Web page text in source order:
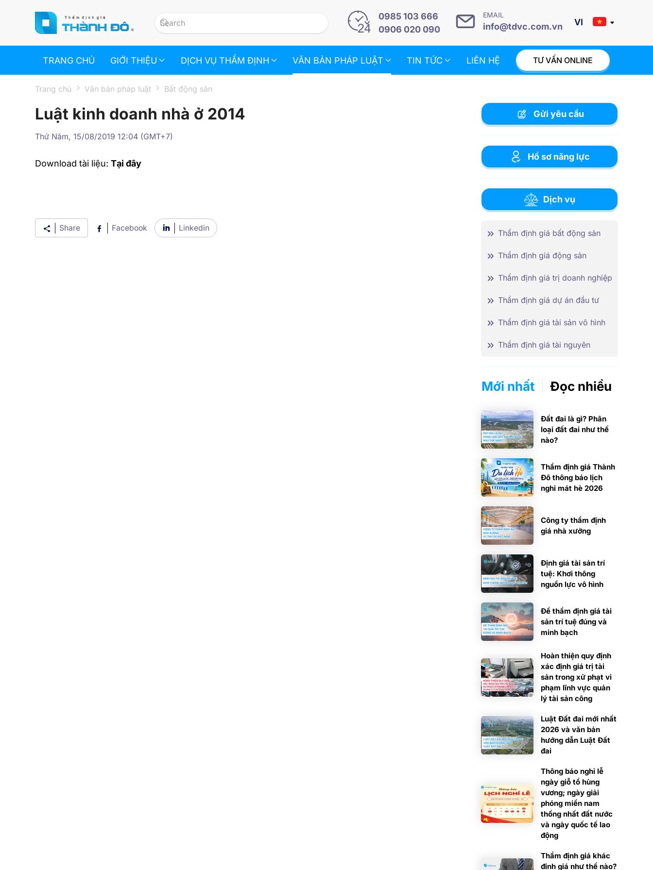
Skip to main content
0985 103 666
0906 020 090
EMAIL
info@tdvc.com.vn
TRANG CHỦ GIỚI THIỆU DỊCH VỤ THẨM ĐỊNH VĂN BẢN PHÁP LUẬT TIN TỨC LIÊN HỆ TƯ VẤN ONLINE
Trang chủ Văn bản pháp luật Bất động sản
Luật kinh doanh nhà ở 2014
Thứ Năm, 15/08/2019 12:04 (GMT+7)
Download tài liệu: Tại đây
Share Facebook Linkedin
Gửi yêu cầu
Hồ sơ năng lực
Dịch vụ
Thẩm định giá bất động sản
Thẩm định giá động sản
Thẩm định giá trị doanh nghiệp
Thẩm định giá dự án đầu tư
Thẩm định giá tài sản vô hình
Thẩm định giá tài nguyên
Mới nhất Đọc nhiều
Đất đai là gì? Phân
loại đất đai như thế
nào?
Thẩm định giá Thành
Đô thông báo lịch
nghỉ mát hè 2026
Công ty thẩm định
giá nhà xưởng
Định giá tài sản trí
tuệ: Khơi thông
nguồn lực vô hình
Để thẩm định giá tài
sản trí tuệ đúng và
minh bạch
Hoàn thiện quy định
xác định giá trị tài
sản trong xử phạt vi
phạm lĩnh vực quản
lý tài sản công
Luật Đất đai mới nhất
2026 và văn bản
hướng dẫn Luật Đất
đai
Thông báo nghỉ lễ
ngày giỗ tổ hùng
vương; ngày giải
phóng miền nam
thống nhất đất nước
và ngày quốc tế lao
động
Thẩm định giá khác
định giá như thế nào?